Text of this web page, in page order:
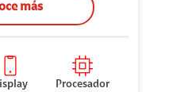
más
Procesador